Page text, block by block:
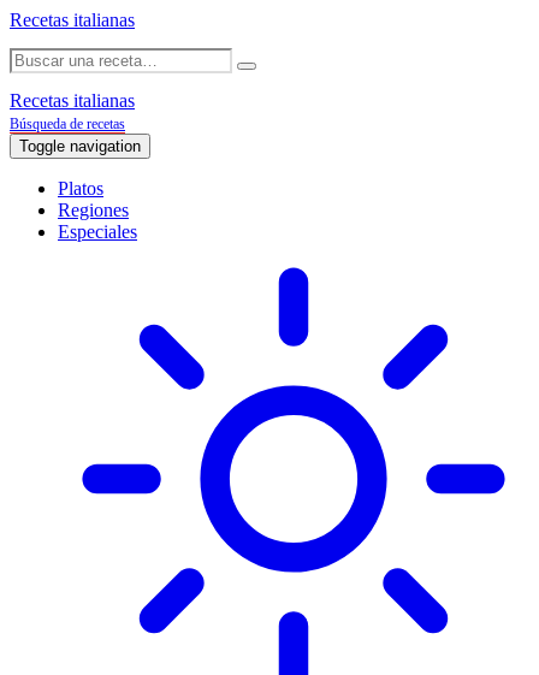
Recetas italianas
Recetas italianas
Búsqueda de recetas
Toggle navigation
Platos
Regiones
Especiales